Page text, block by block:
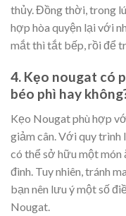
thủy. Đồng thời, trong
hợp hòa quyện lại với
mắt thì tắt bếp, rồi để
4. Kẹo nougat có
béo phì hay
Kẹo Nougat phù hợp
giảm cân. Với quy trình
có thể sở hữu một món
đình. Tuy nhiên, tránh
bạn nên lưu ý một số
Nougat.